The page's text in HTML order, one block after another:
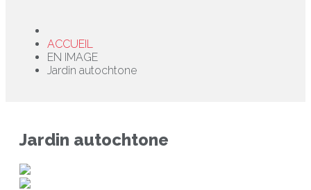
ACCUEIL
EN IMAGE
Jardin autochtone
Jardin autochtone